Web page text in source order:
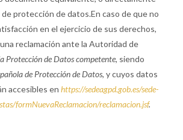
protección de datos.En caso de que no
en el ejercicio de sus derechos,
reclamación ante la Autoridad de
Protección de Datos competente, siendo
de Protección de Datos, y cuyos datos
accesibles en https://sedeagpd.gob.es/sede-
formNuevaReclamacion/reclamacion.jsf.